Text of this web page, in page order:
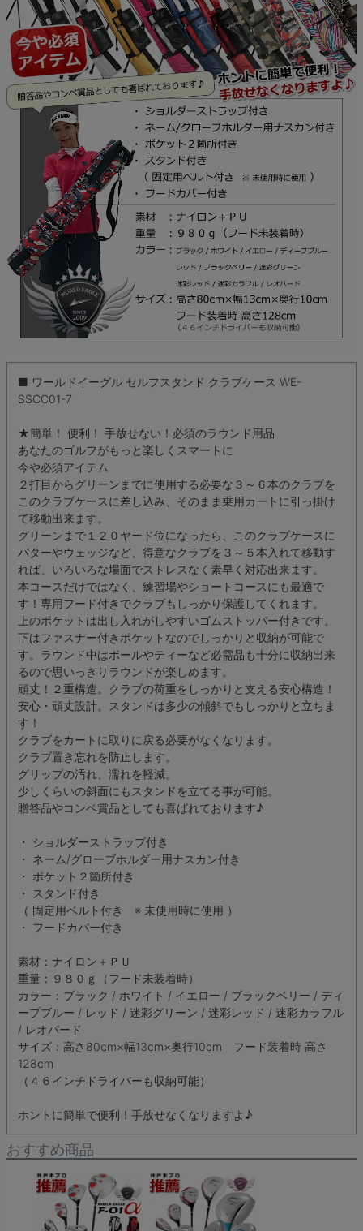
■ ワールドイーグル セルフスタンド クラブケース WE-
SSCC01-7
★簡単！ 便利！ 手放せない！必須のラウンド用品
あなたのゴルフがもっと楽しくスマートに
今や必須アイテム
２打目からグリーンまでに使用する必要な３～６本のクラブを
このクラブケースに差し込み、そのまま乗用カートに引っ掛け
て移動出来ます。
グリーンまで１２０ヤード位になったら、このクラブケースに
パターやウェッジなど、得意なクラブを３～５本入れて移動す
れば、いろいろな場面でストレスなく素早く対応出来ます。
本コースだけではなく、練習場やショートコースにも最適で
す！専用フード付きでクラブもしっかり保護してくれます。
上のポケットは出し入れがしやすいゴムストッパー付きです。
下はファスナー付きポケットなのでしっかりと収納が可能で
す。ラウンド中はボールやティーなど必需品も十分に収納出来
るので思いっきりラウンドが楽しめます。
頑丈！２重構造。クラブの荷重をしっかりと支える安心構造！
安心・頑丈設計。スタンドは多少の傾斜でもしっかりと立ちま
す！
クラブをカートに取りに戻る必要がなくなります。
クラブ置き忘れを防止します。
グリップの汚れ、濡れを軽減。
少しくらいの斜面にもスタンドを立てる事が可能。
贈答品やコンペ賞品としても喜ばれております♪
・ ショルダーストラップ付き
・ ネーム/グローブホルダー用ナスカン付き
・ ポケット２箇所付き
・ スタンド付き
（ 固定用ベルト付き ※ 未使用時に使用 ）
・ フードカバー付き
素材：ナイロン＋ＰＵ
重量：９８０ｇ（フード未装着時）
カラー：ブラック / ホワイト / イエロー / ブラックベリー / ディ
ープブルー / レッド / 迷彩グリーン / 迷彩レッド / 迷彩カラフル
/ レオパード
サイズ：高さ80cm×幅13cm×奥行10cm フード装着時 高さ
128cm
（４６インチドライバーも収納可能）
ホントに簡単で便利！手放せなくなりますよ♪
おすすめ商品